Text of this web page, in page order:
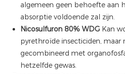
algemeen geen behoefte aan
absorptie voldoende zal zijn.
Nicosulfuron 80% WDG Kan
pyrethroïde insecticiden, maar
gecombineerd met
hetzelfde gewas.